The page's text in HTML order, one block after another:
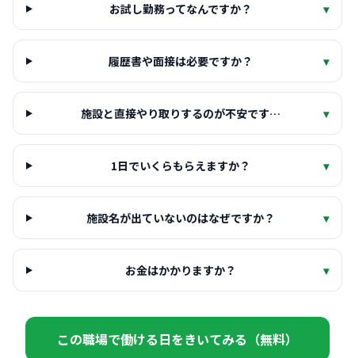
お試し勤務ってなんですか？ ▾
履歴書や面接は必要ですか？ ▾
施設と直接やり取りするのが不安です… ▾
1日でいくらもらえますか？ ▾
施設名が出ていないのはなぜですか？ ▾
お金はかかりますか？ ▾
この職場で働ける日をきいてみる（無料）